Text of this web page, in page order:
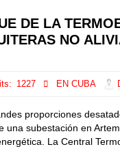
DE LA
NO
1227 EN CUBA
proporciones
una subestación en
La Central